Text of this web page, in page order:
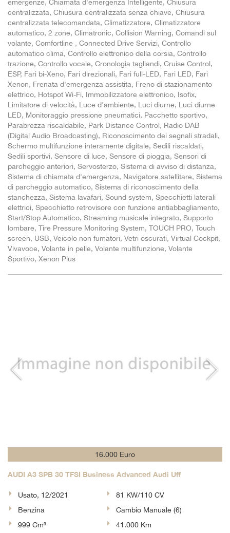
emergenze, Chiamata d'emergenza Intelligente, Chiusura
centralizzata, Chiusura centralizzata senza chiave, Chiusura
centralizzata telecomandata, Climatizzatore, Climatizzatore
automatico, 2 zone, Climatronic, Collision Warning, Comandi sul
volante, Comfortline , Connected Drive Servizi, Controllo
automatico clima, Controllo elettronico della corsia, Controllo
trazione, Controllo vocale, Cronologia tagliandi, Cruise Control,
ESP, Fari bi-Xeno, Fari direzionali, Fari full-LED, Fari LED, Fari
Xenon, Frenata d'emergenza assistita, Freno di stazionamento
elettrico, Hotspot Wi-Fi, Immobilizzatore elettronico, Isofix,
Limitatore di velocità, Luce d'ambiente, Luci diurne, Luci diurne
LED, Monitoraggio pressione pneumatici, Pacchetto sportivo,
Parabrezza riscaldabile, Park Distance Control, Radio DAB
(Digital Audio Broadcasting), Riconoscimento dei segnali stradali,
Schermo multifunzione interamente digitale, Sedili riscaldati,
Sedili sportivi, Sensore di luce, Sensore di pioggia, Sensori di
parcheggio anteriori, Servosterzo, Sistema di avviso di distanza,
Sistema di chiamata d'emergenza, Navigatore satellitare, Sistema
di parcheggio automatico, Sistema di riconoscimento della
stanchezza, Sistema lavafari, Sound system, Specchietti laterali
elettrici, Specchietto retrovisore con funzione antiabbagliamento,
Start/Stop Automatico, Streaming musicale integrato, Supporto
lombare, Tire Pressure Monitoring System, TOUCH PRO, Touch
screen, USB, Veicolo non fumatori, Vetri oscurati, Virtual Cockpit,
Vivavoce, Volante in pelle, Volante multifunzione, Volante
Sportivo, Xenon Plus
16.000 Euro
AUDI A3 SPB 30 TFSI Business Advanced Audi Uff
Usato, 12/2021
81 KW/110 CV
Benzina
Cambio Manuale (6)
999 Cm³
41.000 Km